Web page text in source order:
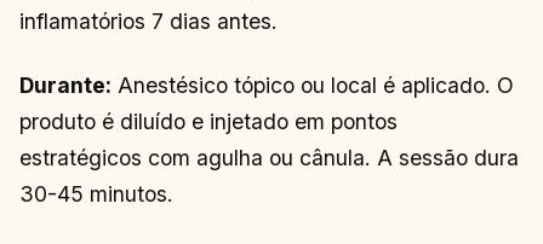
inflamatórios 7 dias antes.
Durante: Anestésico tópico ou local é aplicado. O
produto é diluído e injetado em pontos
estratégicos com agulha ou cânula. A sessão dura
30-45 minutos.